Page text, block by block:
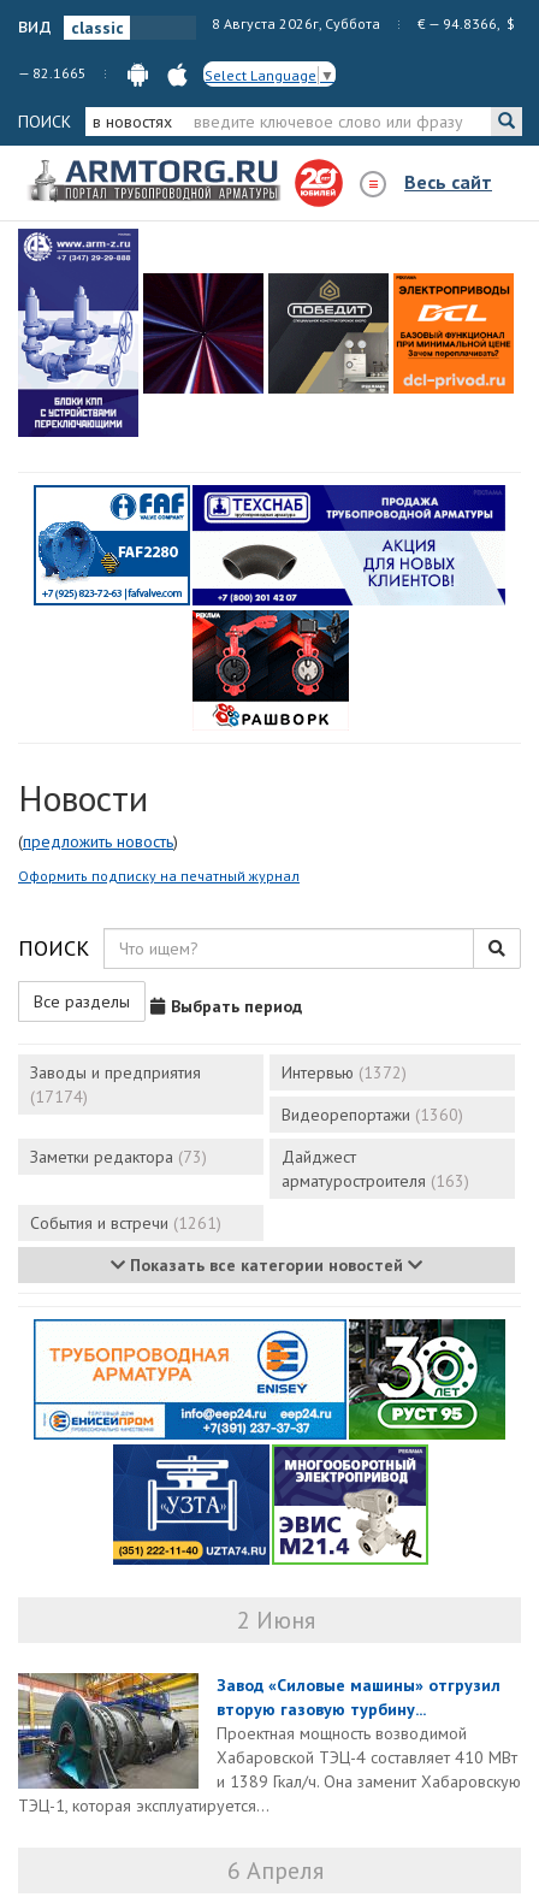
вид 8 Августа 2026г, Суббота € — 94.8366, $
— 82.1665 Select Language ▼
ПОИСК в новостях
Весь сайт
Новости
(предложить новость)
Оформить подписку на печатный журнал
ПОИСК
Все разделы Выбрать период
Заводы и предприятия
(17174)
Интервью (1372)
Видеорепортажи (1360)
Заметки редактора (73)
Дайджест
арматуростроителя (163)
События и встречи (1261)
Показать все категории новостей
2 Июня
Завод «Силовые машины» отгрузил
вторую газовую турбину...
Проектная мощность возводимой
Хабаровской ТЭЦ-4 составляет 410 МВт
и 1389 Гкал/ч. Она заменит Хабаровскую
ТЭЦ-1, которая эксплуатируется...
6 Апреля